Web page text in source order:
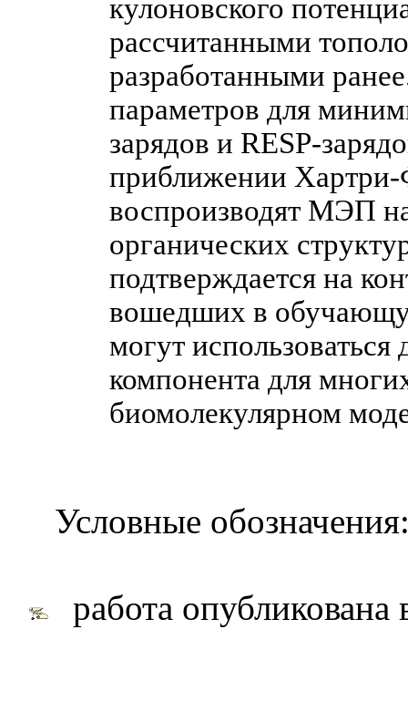
кулоновского
рассчитанными
разработанными
параметров для
зарядов и RESP-
приближении
воспроизводят МЭП
органических
подтверждается на
вошедших в
могут использоваться
компонента для
биомолекулярном
Условные
работа